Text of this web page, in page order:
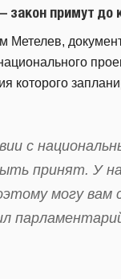
примут до
Метелев,
которого
с
принят. У
могу вам